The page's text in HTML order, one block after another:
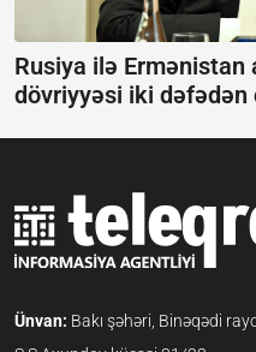
Rusiya ilə Ermənistan
dövriyyəsi iki dəfədən
Ünvan: Bakı şəhəri, Binəqədi